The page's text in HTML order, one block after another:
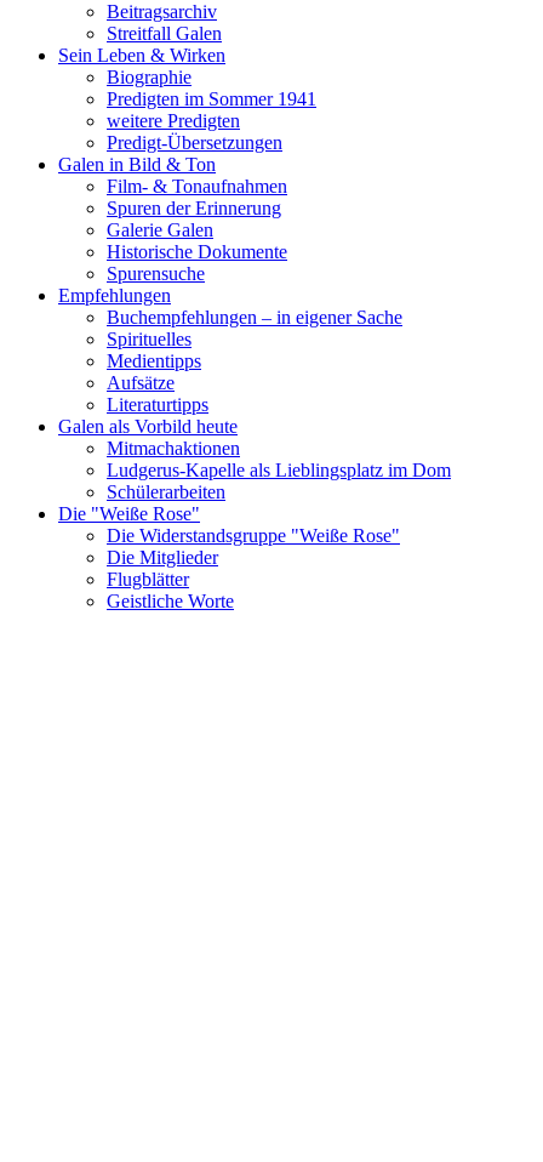
Beitragsarchiv
Streitfall Galen
Sein Leben & Wirken
Biographie
Predigten im Sommer 1941
weitere Predigten
Predigt-Übersetzungen
Galen in Bild & Ton
Film- & Tonaufnahmen
Spuren der Erinnerung
Galerie Galen
Historische Dokumente
Spurensuche
Empfehlungen
Buchempfehlungen – in eigener Sache
Spirituelles
Medientipps
Aufsätze
Literaturtipps
Galen als Vorbild heute
Mitmachaktionen
Ludgerus-Kapelle als Lieblingsplatz im Dom
Schülerarbeiten
Die "Weiße Rose"
Die Widerstandsgruppe "Weiße Rose"
Die Mitglieder
Flugblätter
Geistliche Worte